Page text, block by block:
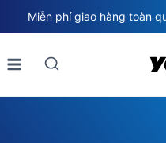
to
content
Miễn phí giao hàng toàn